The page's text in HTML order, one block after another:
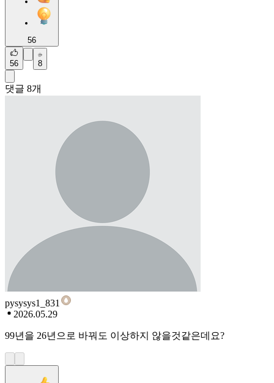
56
56 8
댓글 8개
pysysys1_831
2026.05.29
99년을 26년으로 바꿔도 이상하지 않을것같은데요?